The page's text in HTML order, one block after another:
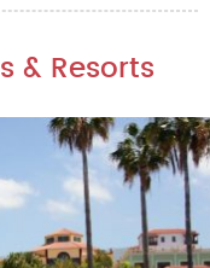
& Resorts